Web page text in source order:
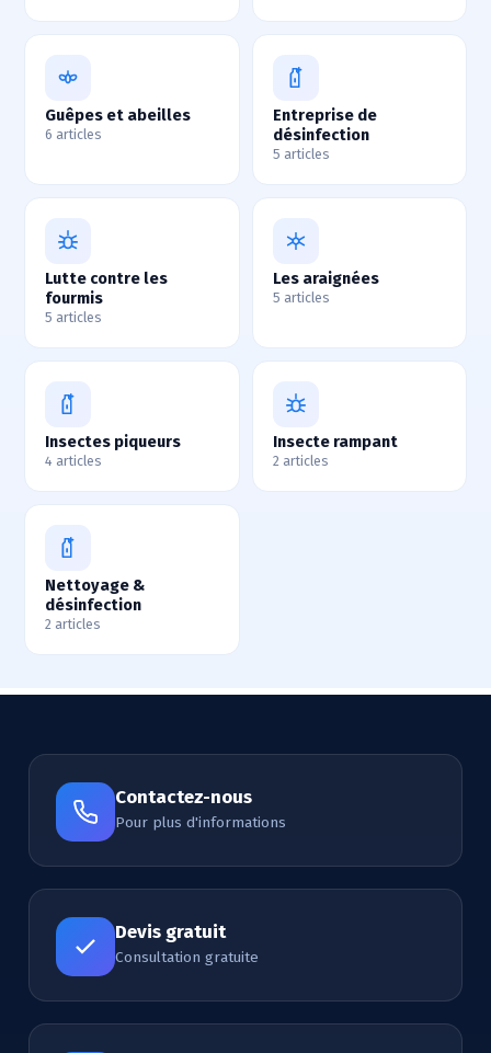
Guêpes et abeilles
6 articles
Entreprise de
désinfection
5 articles
Lutte contre les
fourmis
5 articles
Les araignées
5 articles
Insectes piqueurs
4 articles
Insecte rampant
2 articles
Nettoyage &
désinfection
2 articles
Contactez-nous
Pour plus d'informations
Devis gratuit
Consultation gratuite